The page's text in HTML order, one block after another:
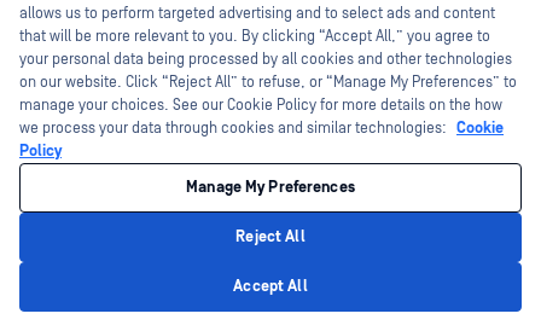
một phương thức xác minh.
MFA kết hợp những thứ mà người dùng biết (như mật
khẩu), những thứ mà họ có (một mobile thiết bị hoặc mã
thông báo phần cứng), hoặc thứ gì đó là một phần của họ
(dữ liệu sinh trắc học như dấu vân tay hoặc khuôn mặt của
họ).
Đối với môi trường đám mây, MFA:
Giúp ngăn chặn truy cập trái phép trong trường hợp
allows us to perform targeted advertising and to select ads and content
that will be more relevant to you. By clicking “Accept All,” you agree to
your personal data being processed by all cookies and other technologies
on our website. Click “Reject All” to refuse, or “Manage My Preferences” to
manage your choices. See our Cookie Policy for more details on the how
we process your data through cookies and similar technologies: Cookie
Policy
Manage My Preferences
Reject All
Accept All